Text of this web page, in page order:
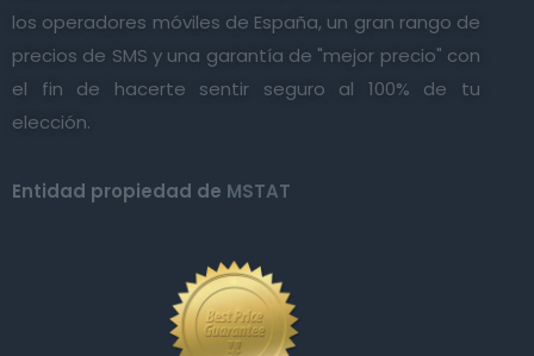
los operadores móviles de España, un gran rango de
precios de SMS y una garantía de "mejor precio" con
el fin de hacerte sentir seguro al 100% de tu
elección.
Entidad propiedad de MSTAT